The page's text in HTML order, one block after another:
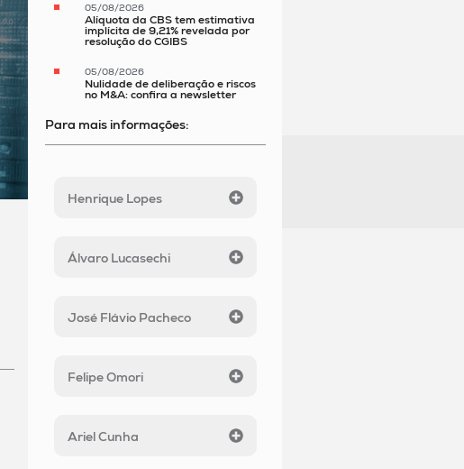
05/08/2026
Alíquota da CBS tem estimativa
implícita de 9,21% revelada por
resolução do CGIBS
05/08/2026
Nulidade de deliberação e riscos
no M&A: confira a newsletter
Para mais informações:
Henrique Lopes
Álvaro Lucasechi
José Flávio Pacheco
Felipe Omori
Ariel Cunha